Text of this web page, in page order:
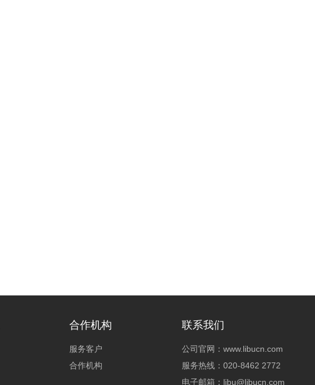
合作机构
服务客户
合作机构
联系我们
公司官网：www.libucn.com
服务热线：020-8462 2772
电子邮箱：libu@libucn.com